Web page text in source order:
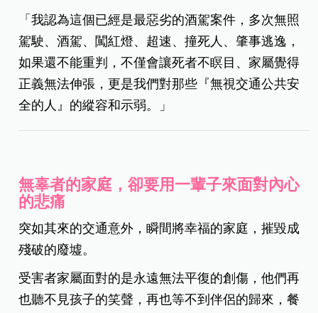
「我認為這個已經是最惡劣的酒駕案件，多次無照
駕駛、酒駕、闖紅燈、超速、撞死人、肇事逃逸，
如果還不能重判，不僅會讓死者不瞑目、家屬覺得
正義無法伸張，更是我們對那些『無視交通公共安
全的人』的縱容和示弱。」
無辜者的家庭，卻要用一輩子來面對內心
的悲痛
突如其來的交通意外，瞬間將幸福的家庭，摧毀成
殘破的廢墟。
受害者家屬面對的是永遠無法平復的創傷，他們再
也聽不見孩子的笑聲，再也等不到伴侶的歸來，餐